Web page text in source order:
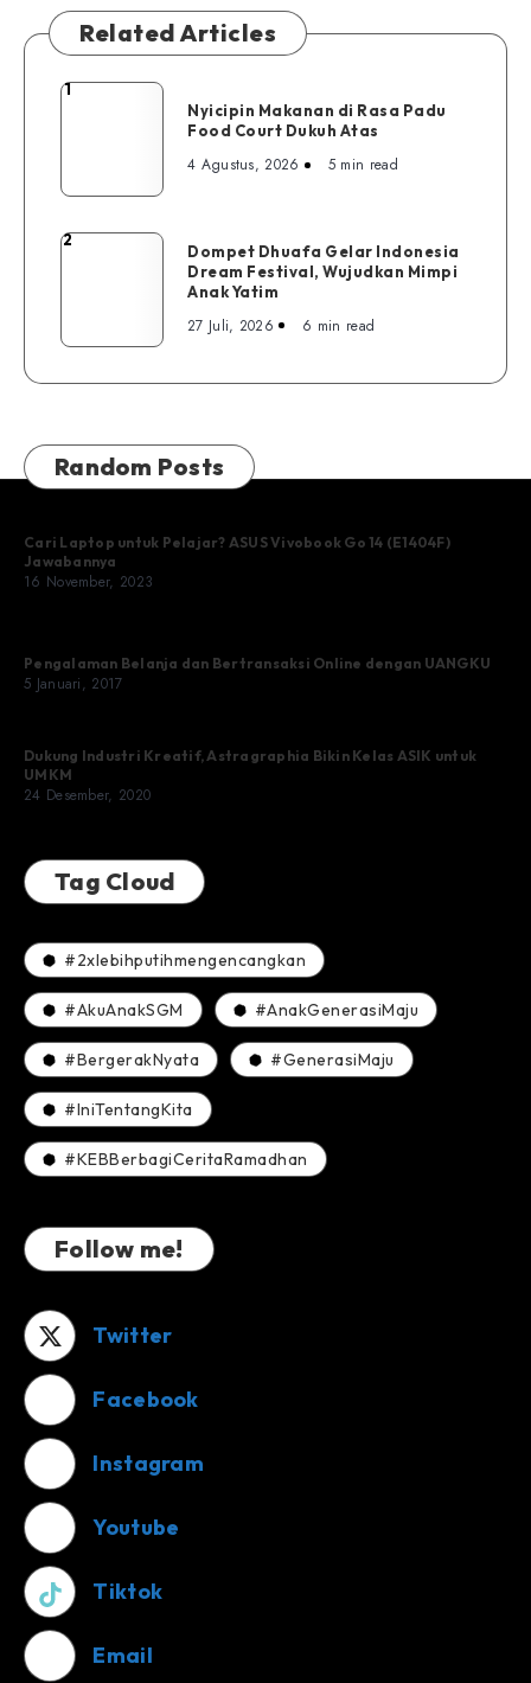
Related Articles
Nyicipin
Food
1
Nyicipin Makanan di Rasa Padu
Food Court Dukuh Atas
4 Agustus, 2026 5 min read
Dompet
Festival,
Anak
Yatim
2
Dompet Dhuafa Gelar Indonesia
Dream Festival, Wujudkan Mimpi
Anak Yatim
27 Juli, 2026 6 min read
Random Posts
Cari Laptop untuk Pelajar? ASUS Vivobook Go 14 (E1404F)
Jawabannya
16 November, 2023
Pengalaman Belanja dan Bertransaksi Online dengan UANGKU
5 Januari, 2017
Dukung Industri Kreatif, Astragraphia Bikin Kelas ASIK untuk
UMKM
24 Desember, 2020
Tag Cloud
#2xlebihputihmengencangkan
#AkuAnakSGM #AnakGenerasiMaju
#BergerakNyata #GenerasiMaju
#IniTentangKita
#KEBBerbagiCeritaRamadhan
Follow me!
Twitter
Facebook
Instagram
Youtube
Tiktok
Email